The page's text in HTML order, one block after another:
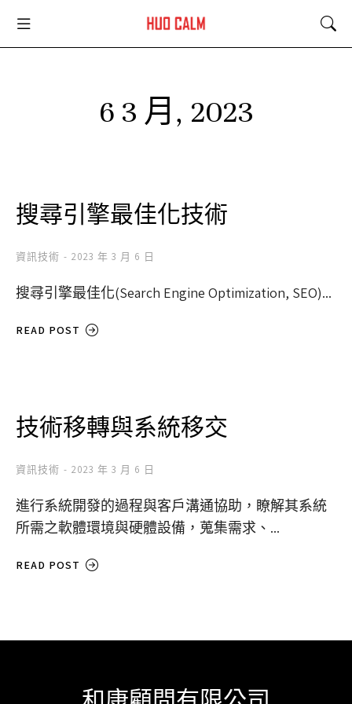
6 3 月, 2023
搜尋引擎最佳化技術
資訊技術 2023 年 3 月 6 日
搜尋引擎最佳化(Search Engine Optimization, SEO)...
READ POST
技術移轉與系統移交​
資訊技術 2023 年 3 月 6 日
進行系統開發的過程與客戶溝通協助，瞭解其系統
所需之軟體環境與硬體設備，蒐集需求、...
READ POST